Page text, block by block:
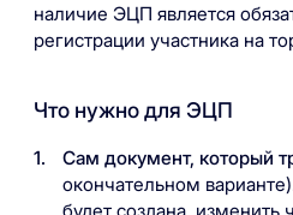
наличие ЭЦП является
регистрации участника на
Что нужно для ЭЦП
Сам документ, который
окончательном